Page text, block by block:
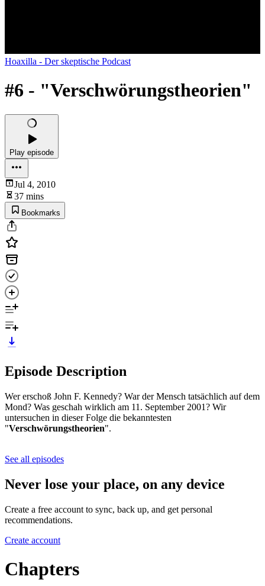
Hoaxilla - Der skeptische Podcast
#6 - "Verschwörungstheorien"
Play episode
Jul 4, 2010
37 mins
Bookmarks
Episode Description
Wer erschoß John F. Kennedy? War der Mensch tatsächlich auf dem
Mond? Was geschah wirklich am 11. September 2001? Wir
untersuchen in dieser Folge die bekanntesten
"Verschwörungstheorien".
See all episodes
Never lose your place, on any device
Create a free account to sync, back up, and get personal
recommendations.
Create account
Chapters